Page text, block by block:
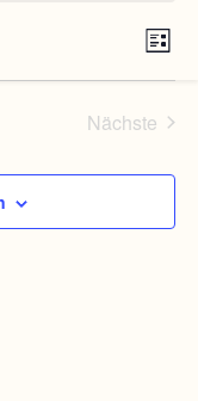
Liste
Nächste